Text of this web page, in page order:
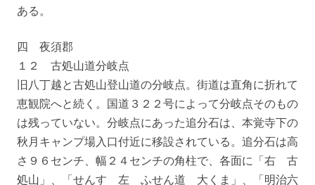
ある。
四 夜須郡
１２ 古処山道分岐点
旧八丁越と古処山登山道の分岐点。街道は直角に折れて
恵観院へと続く。国道３２２号によって分岐点そのもの
は残っていない。分岐点にあった追分石は、本覚寺下の
秋月キャンプ場入口付近に移設されている。追分石は高
さ９６センチ、幅２４センチの角柱で、各面に「右 古
処山」、「せんす 左 ふせん道 大くま」、「明治六